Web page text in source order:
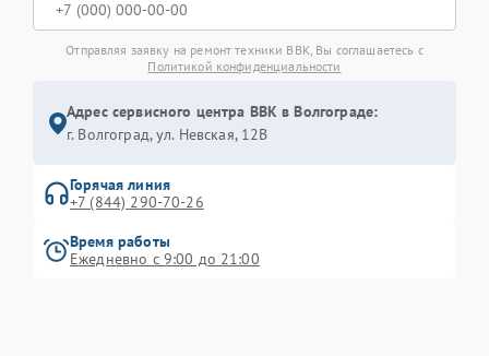
Отправляя заявку на ремонт техники BBK, Вы соглашаетесь с
Политикой конфиденциальности
Адрес сервисного центра BBK в Волгограде:
г. Волгоград, ул. Невская, 12В
Горячая линия
+7 (844) 290-70-26
Время работы
Ежедневно с 9:00 до 21:00